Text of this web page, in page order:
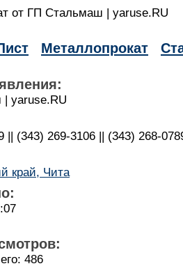
от ГП Стальмаш | yaruse.RU
Металлопрокат
yaruse.RU
|| (343) 269-3106 || (343) 268-
край, Чита
486